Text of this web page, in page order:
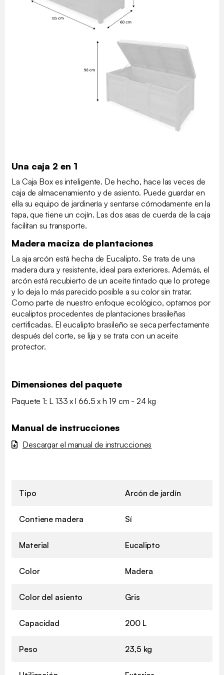
Una caja 2 en 1
La Caja Box es inteligente. De hecho, hace las veces de
caja de almacenamiento y de asiento. Puede guardar en
ella su equipo de jardinería y sentarse cómodamente en la
tapa, que tiene un cojín. Las dos asas de cuerda de la caja
facilitan su transporte.
Madera maciza de plantaciones
La aja arcón está hecha de Eucalipto. Se trata de una
madera dura y resistente, ideal para exteriores. Además, el
arcón está recubierto de un aceite tintado que lo protege
y lo deja lo más parecido posible a su color sin tratar.
Como parte de nuestro enfoque ecológico, optamos por
eucaliptos procedentes de plantaciones brasileñas
certificadas. El eucalipto brasileño se seca perfectamente
después del corte, se lija y se trata con un aceite
protector.
Dimensiones del paquete
Paquete 1: L 133 x l 66.5 x h 19 cm - 24 kg
Manual de instrucciones
Descargar el manual de instrucciones
Tipo Arcón de jardín
Contiene madera Sí
Material Eucalipto
Color Madera
Color del asiento Gris
Capacidad 200 L
Peso 23,5 kg